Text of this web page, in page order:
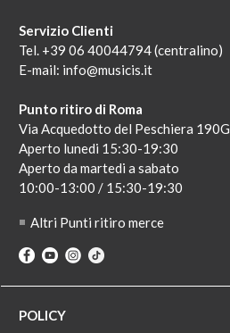
Servizio Clienti
Tel. +39 06 40044794 (centralino)
E-mail: info@musicis.it
Punto ritiro di Roma
Via Acquedotto del Peschiera 190G
Aperto lunedi 15:30-19:30
Aperto da martedi a sabato
10:00-13:00 / 15:30-19:30
Altri Punti ritiro merce
POLICY